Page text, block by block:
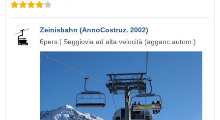
Zeinisbahn (AnnoCostruz. 2002)
6pers.| Seggiovia ad alta velocità (agganc.autom.)